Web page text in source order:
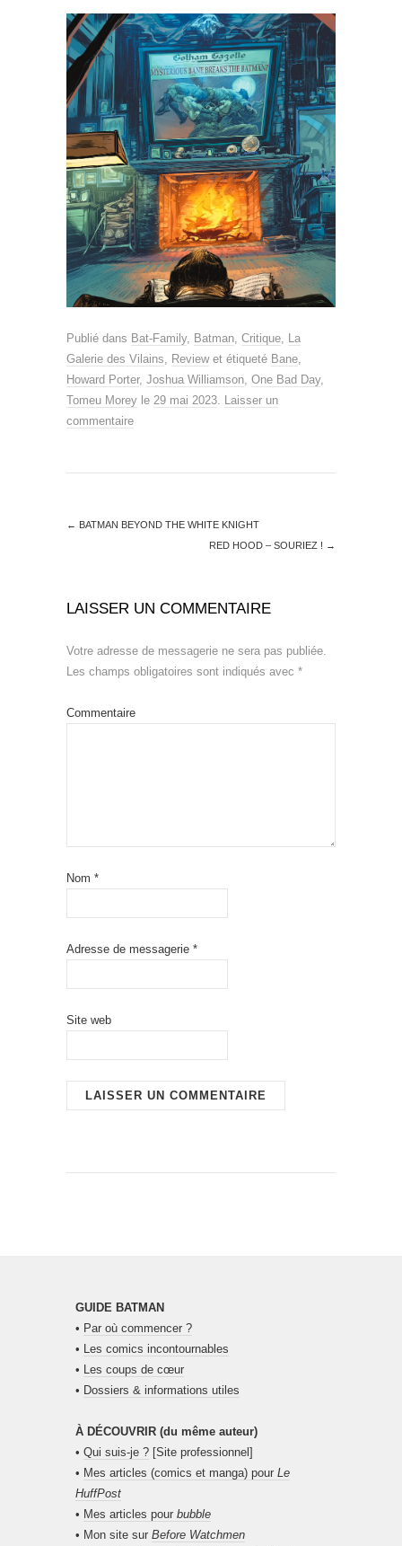
Publié dans Bat-Family, Batman Critique La
Galerie des Vilains
Reviewet étiqueté Bane
Howard Porter, Joshua Williamson One Bad Day,
Tomeu Morey le 29 mai 2023 Laisser un
commentaire
← BATMAN BEYOND THE WHITE KNIGHT
RED HOOD – SOURIEZ ! →
LAISSER UN COMMENTAIRE
Votre adresse de messagerie ne sera pas publiée.
Les champs obligatoires sont indiqués avec *
Commentaire
Nom *
Adresse de messagerie *
Site web
GUIDE BATMAN
• Par où commencer ?
• Les comics incontournables
• Les coups de cœur
• Dossiers & informations utiles
À DÉCOUVRIR (du même auteur)
• Qui suis-je ? [Site professionnel]
• Mes articles (comics et manga) pour Le
HuffPost
• Mes articles pour bubble
• Mon site sur Before Watchmen